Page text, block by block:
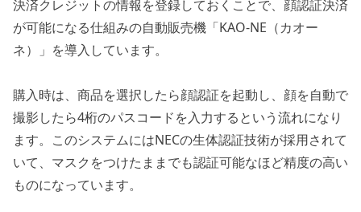
決済クレジットの情報を登録しておくことで、顔認証決済
が可能になる仕組みの自動販売機「KAO-NE（カオー
ネ）」を導入しています。
購入時は、商品を選択したら顔認証を起動し、顔を自動で
撮影したら4桁のパスコードを入力するという流れになり
ます。このシステムにはNECの生体認証技術が採用されて
いて、マスクをつけたままでも認証可能なほど精度の高い
ものになっています。